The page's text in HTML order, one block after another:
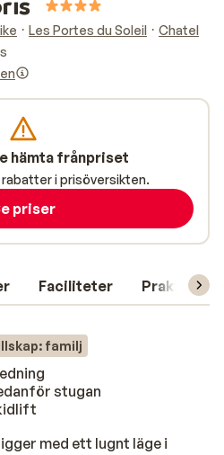
Les Portes du Soleil
Chatel
Faciliteter Praktisk
familj
stugan
med ett lugnt läge i
hämta frånpriset
rabatter i prisöversikten.
priser